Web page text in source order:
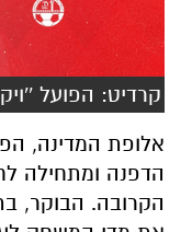
אלופת המדינה,
הדפנה ומתחילה
חגיגות 77 שנים להיווסדו.
המדים החדשים